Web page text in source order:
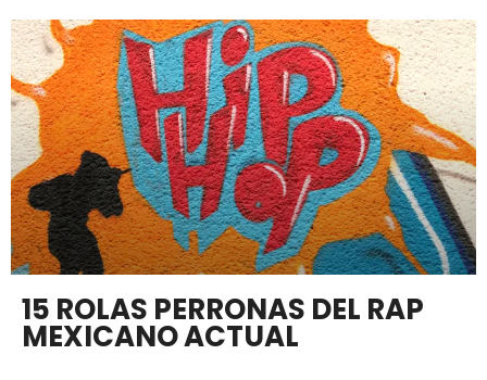
15 ROLAS PERRONAS DEL RAP
MEXICANO ACTUAL